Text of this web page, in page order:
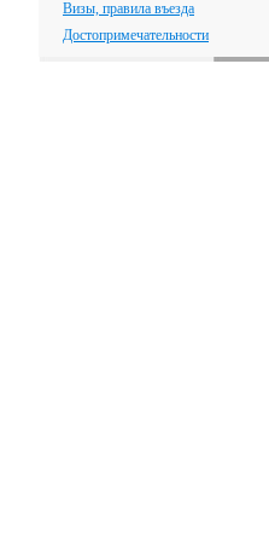
Визы, правила въезда
Достопримечательности